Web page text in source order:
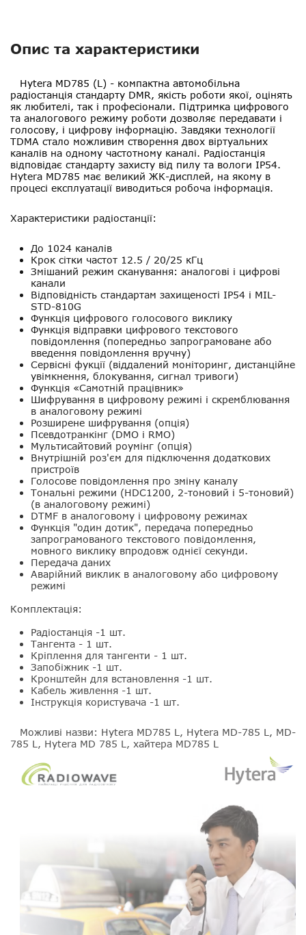
Опис та характеристики
Hytera MD785 (L) - компактна автомобільна
радіостанція стандарту DMR, якість роботи якої, оцінять
як любителі, так і професіонали. Підтримка цифрового
та аналогового режиму роботи дозволяє передавати і
голосову, і цифрову інформацію. Завдяки технології
TDMA стало можливим створення двох віртуальних
каналів на одному частотному каналі. Радіостанція
відповідає стандарту захисту від пилу та вологи IP54.
Hytera MD785 має великий ЖК-дисплей, на якому в
процесі експлуатації виводиться робоча інформація.
Характеристики радіостанції:
До 1024 каналів
Крок сітки частот 12.5 / 20/25 кГц
Змішаний режим сканування: аналогові і цифрові
канали
Відповідність стандартам захищеності IP54 і MIL-
STD-810G
Функція цифрового голосового виклику
Функція відправки цифрового текстового
повідомлення (попередньо запрограмоване або
введення повідомлення вручну)
Сервісні фукції (віддалений моніторинг, дистанційне
увімкнення, блокування, сигнал тривоги)
Функція «Самотній працівник»
Шифрування в цифровому режимі і скремблювання
в аналоговому режимі
Розширене шифрування (опція)
Псевдотранкінг (DMO і RMO)
Мультисайтовий роумінг (опція)
Внутрішній роз'єм для підключення додаткових
пристроїв
Голосове повідомлення про зміну каналу
Тональні режими (HDC1200, 2-тоновий і 5-тоновий)
(в аналоговому режимі)
DTMF в аналоговому і цифровому режимах
Функція "один дотик", передача попередньо
запрограмованого текстового повідомлення,
мовного виклику впродовж однієї секунди.
Передача даних
Аварійний виклик в аналоговому або цифровому
режимі
Комплектація:
Радіостанція -1 шт.
Тангента - 1 шт.
Кріплення для тангенти - 1 шт.
Запобіжник -1 шт.
Кронштейн для встановлення -1 шт.
Кабель живлення -1 шт.
Інструкція користувача -1 шт.
Можливі назви: Hytera MD785 L, Hytera MD-785 L, MD-
785 L, Hytera MD 785 L, хайтера MD785 L